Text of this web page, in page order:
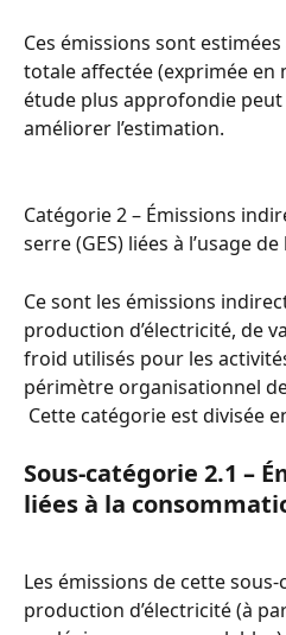
Ces émissions sont
totale affectée (exprimée en
étude plus approfondie
améliorer l’estimation.
Catégorie 2 – Émissions
serre (GES) liées à l’usage de
Ce sont les émissions
production d’électricité, de
froid utilisés pour les
périmètre organisationnel
Cette catégorie est divisée
Sous-catégorie 2.1 –
liées à la
Les émissions de cette
production d’électricité (à